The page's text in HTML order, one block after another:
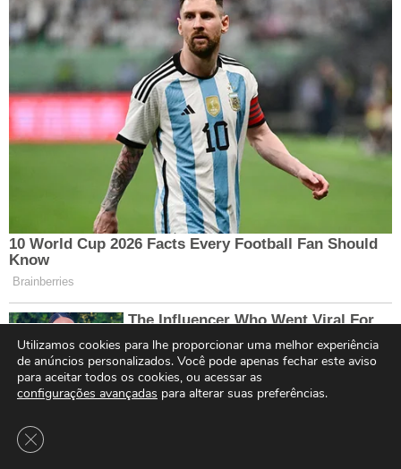
Utilizamos cookies para lhe proporcionar uma melhor experiência
de anúncios personalizados. Você pode apenas fechar este aviso
para aceitar todos os cookies, ou acessar as
configurações avançadas para alterar suas preferências.
Close GDPR Cookie Banner